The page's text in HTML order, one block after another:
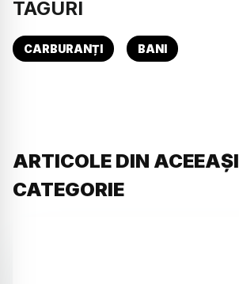
TAGURI
CARBURANȚI BANI
ARTICOLE DIN ACEEAȘI
CATEGORIE